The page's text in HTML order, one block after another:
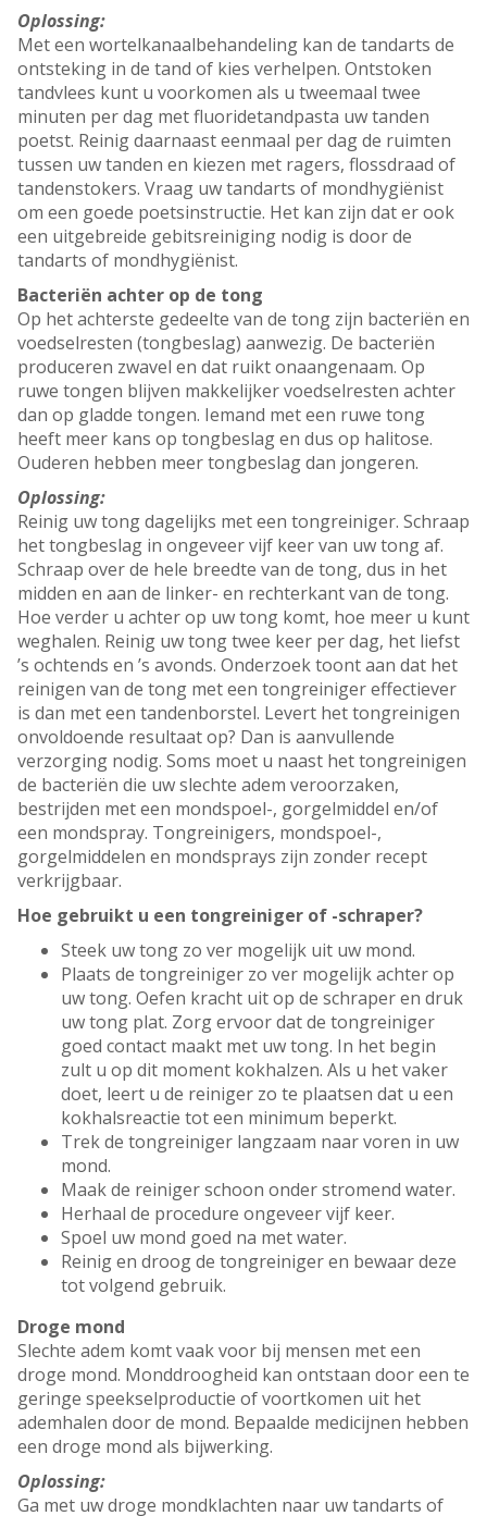
Oplossing:
Met een wortelkanaalbehandeling kan de tandarts de
ontsteking in de tand of kies verhelpen. Ontstoken
tandvlees kunt u voorkomen als u tweemaal twee
minuten per dag met fluoridetandpasta uw tanden
poetst. Reinig daarnaast eenmaal per dag de ruimten
tussen uw tanden en kiezen met ragers, flossdraad of
tandenstokers. Vraag uw tandarts of mondhygiënist
om een goede poetsinstructie. Het kan zijn dat er ook
een uitgebreide gebitsreiniging nodig is door de
tandarts of mondhygiënist.
Bacteriën achter op de tong
Op het achterste gedeelte van de tong zijn bacteriën en
voedselresten (tongbeslag) aanwezig. De bacteriën
produceren zwavel en dat ruikt onaangenaam. Op
ruwe tongen blijven makkelijker voedselresten achter
dan op gladde tongen. Iemand met een ruwe tong
heeft meer kans op tongbeslag en dus op halitose.
Ouderen hebben meer tongbeslag dan jongeren.
Oplossing:
Reinig uw tong dagelijks met een tongreiniger. Schraap
het tongbeslag in ongeveer vijf keer van uw tong af.
Schraap over de hele breedte van de tong, dus in het
midden en aan de linker- en rechterkant van de tong.
Hoe verder u achter op uw tong komt, hoe meer u kunt
weghalen. Reinig uw tong twee keer per dag, het liefst
’s ochtends en ’s avonds. Onderzoek toont aan dat het
reinigen van de tong met een tongreiniger effectiever
is dan met een tandenborstel. Levert het tongreinigen
onvoldoende resultaat op? Dan is aanvullende
verzorging nodig. Soms moet u naast het tongreinigen
de bacteriën die uw slechte adem veroorzaken,
bestrijden met een mondspoel-, gorgelmiddel en/of
een mondspray. Tongreinigers, mondspoel-,
gorgelmiddelen en mondsprays zijn zonder recept
verkrijgbaar.
Hoe gebruikt u een tongreiniger of -schraper?
Steek uw tong zo ver mogelijk uit uw mond.
Plaats de tongreiniger zo ver mogelijk achter op
uw tong. Oefen kracht uit op de schraper en druk
uw tong plat. Zorg ervoor dat de tongreiniger
goed contact maakt met uw tong. In het begin
zult u op dit moment kokhalzen. Als u het vaker
doet, leert u de reiniger zo te plaatsen dat u een
kokhalsreactie tot een minimum beperkt.
Trek de tongreiniger langzaam naar voren in uw
mond.
Maak de reiniger schoon onder stromend water.
Herhaal de procedure ongeveer vijf keer.
Spoel uw mond goed na met water.
Reinig en droog de tongreiniger en bewaar deze
tot volgend gebruik.
Droge mond
Slechte adem komt vaak voor bij mensen met een
droge mond. Monddroogheid kan ontstaan door een te
geringe speekselproductie of voortkomen uit het
ademhalen door de mond. Bepaalde medicijnen hebben
een droge mond als bijwerking.
Oplossing:
Ga met uw droge mondklachten naar uw tandarts of